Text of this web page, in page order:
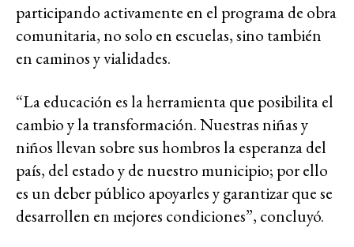
participando activamente en el programa de obra
comunitaria, no solo en escuelas, sino también
en caminos y vialidades.
“La educación es la herramienta que posibilita el
cambio y la transformación. Nuestras niñas y
niños llevan sobre sus hombros la esperanza del
país, del estado y de nuestro municipio; por ello
es un deber público apoyarles y garantizar que se
desarrollen en mejores condiciones”, concluyó.